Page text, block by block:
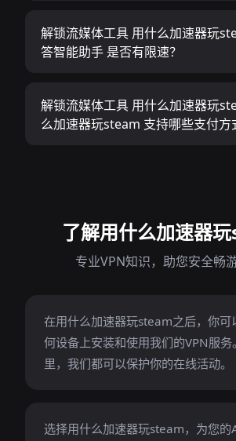
解锁流媒体工具 用什么加速器玩
答智能助手 是否有限速？
解锁流媒体工具 用什么加速器玩
么加速器玩steam 支持哪些支付方
了解用什么加速器
专业VPN知识，助您安全畅
在用什么加速器玩steam之后，你可
何设备上安装和使用我们的VPN服
里，我们都可以保护你的在线活动。
选择用什么加速器玩steam，为您